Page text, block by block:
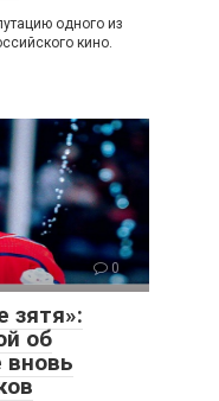
одного из
кино.
0
зятя»:
об
вновь